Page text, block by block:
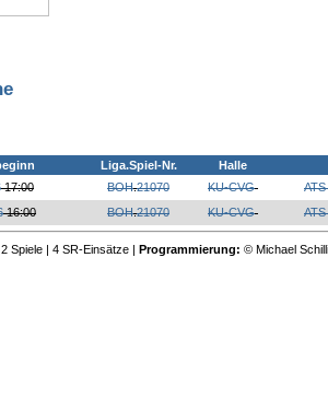
Liga.Spiel-Nr.
Halle
17:00 BOH.21070 KU-CVG
16:00 BOH.21070 KU-CVG
2 Spiele | 4 SR-Einsätze | Programmierung: © Michael